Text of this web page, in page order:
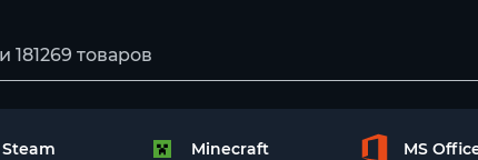
Steam Minecraft MS